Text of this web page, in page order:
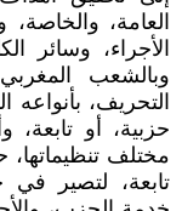
العامة،
الأجراء، وسائر
وبالشعب
التحريف، بأنواعه
حزبية، أو
مختلف تنظيماتها،
تابعة، لتصير في